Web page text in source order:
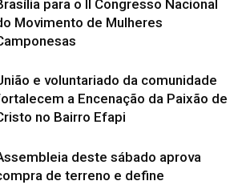
para o II Congresso Nacional
Movimento de Mulheres
e voluntariado da comunidade
a Encenação da Paixão de
no Bairro Efapi
deste sábado aprova
de terreno e define